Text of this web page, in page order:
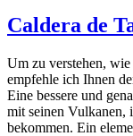
Caldera de
Um zu verstehen, wie
empfehle ich Ihnen
Eine bessere und
mit seinen Vulkanen,
bekommen. Ein